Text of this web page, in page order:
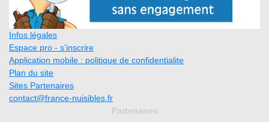
Infos légales
Espace pro - s'inscrire
Application mobile : politique de confidentialite
Plan du site
Sites Partenaires
contact@france-nuisibles.fr
Partenaires